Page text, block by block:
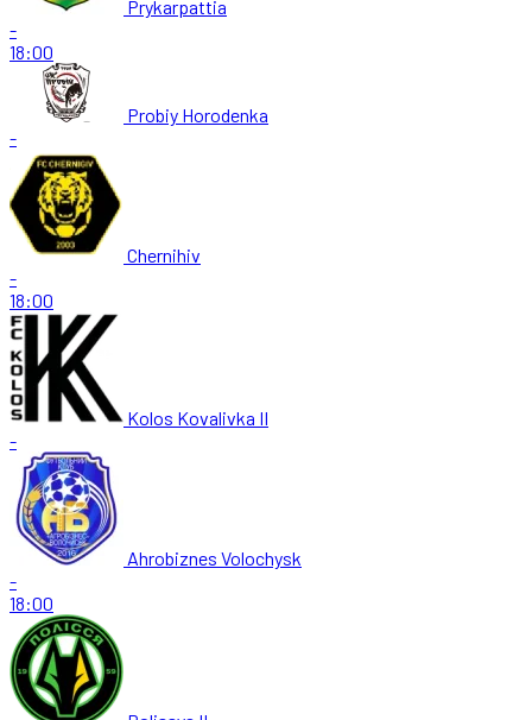
Prykarpattia
-
18:00
Probiy Horodenka
-
Chernihiv
-
18:00
Kolos Kovalivka II
-
Ahrobiznes Volochysk
-
18:00